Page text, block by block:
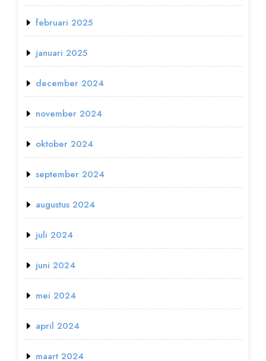
februari 2025
januari 2025
december 2024
november 2024
oktober 2024
september 2024
augustus 2024
juli 2024
juni 2024
mei 2024
april 2024
maart 2024